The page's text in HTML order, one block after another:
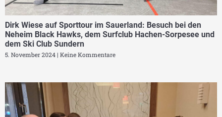
Dirk Wiese auf Sporttour im Sauerland: Besuch bei den
Neheim Black Hawks, dem Surfclub Hachen-Sorpesee und
dem Ski Club Sundern
5. November 2024 Keine Kommentare